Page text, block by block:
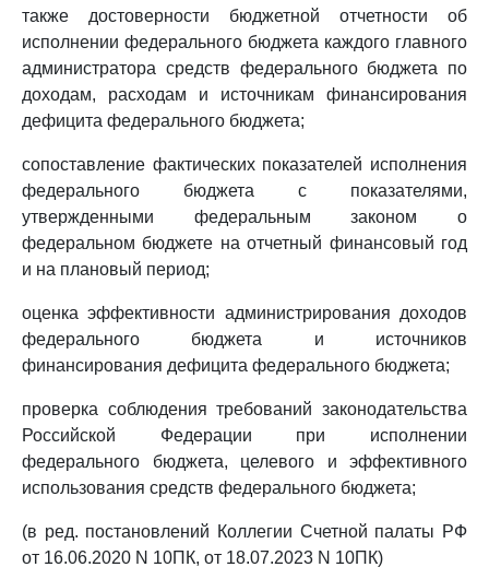
также достоверности бюджетной отчетности об
исполнении федерального бюджета каждого главного
администратора средств федерального бюджета по
доходам, расходам и источникам финансирования
дефицита федерального бюджета;
сопоставление фактических показателей исполнения
федерального бюджета с показателями,
утвержденными федеральным законом о
федеральном бюджете на отчетный финансовый год
и на плановый период;
оценка эффективности администрирования доходов
федерального бюджета и источников
финансирования дефицита федерального бюджета;
проверка соблюдения требований законодательства
Российской Федерации при исполнении
федерального бюджета, целевого и эффективного
использования средств федерального бюджета;
(в ред. постановлений Коллегии Счетной палаты РФ
от 16.06.2020 N 10ПК, от 18.07.2023 N 10ПК)